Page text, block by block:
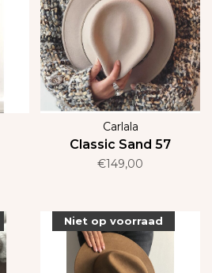
Carlala
Classic Sand 57
€149,00
Niet op voorraad